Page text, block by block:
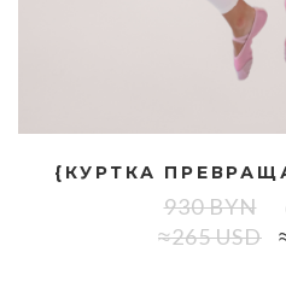
{КУРТКА
930BYN
≈265 USD